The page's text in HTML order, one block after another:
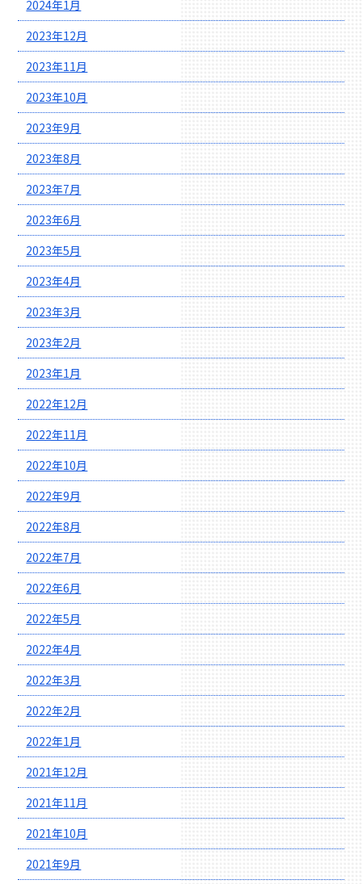
2024年1月
2023年12月
2023年11月
2023年10月
2023年9月
2023年8月
2023年7月
2023年6月
2023年5月
2023年4月
2023年3月
2023年2月
2023年1月
2022年12月
2022年11月
2022年10月
2022年9月
2022年8月
2022年7月
2022年6月
2022年5月
2022年4月
2022年3月
2022年2月
2022年1月
2021年12月
2021年11月
2021年10月
2021年9月